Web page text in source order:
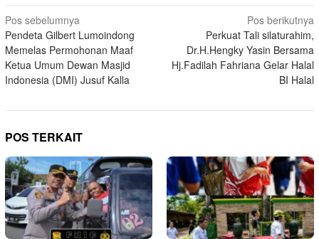
Navigasi
pos
Pos sebelumnya
Pendeta Gilbert Lumoindong
Memelas Permohonan Maaf
Ketua Umum Dewan Masjid
Indonesia (DMI) Jusuf Kalla
Pos berikutnya
Perkuat Tali silaturahim,
Dr.H.Hengky Yasin Bersama
Hj.Fadilah Fahriana Gelar Halal
BI Halal
POS TERKAIT